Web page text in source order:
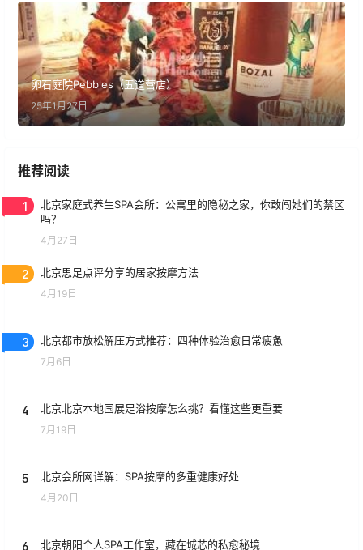
卵石庭院Pebbles（五道营店）
25年1月27日
推荐阅读
1
北京家庭式养生SPA会所：公寓里的隐秘之家，你敢闯她们的禁区
吗？
4月27日
2 北京思足点评分享的居家按摩方法
4月19日
3 北京都市放松解压方式推荐：四种体验治愈日常疲惫
7月6日
4 北京北京本地国展足浴按摩怎么挑？看懂这些更重要
7月19日
5 北京会所网详解：SPA按摩的多重健康好处
4月20日
6 北京朝阳个人SPA工作室，藏在城芯的私愈秘境